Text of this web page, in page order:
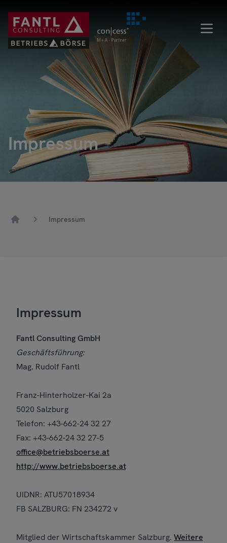
zum
Inhalt
Impressum
Impressum
Impressum
Fantl Consulting GmbH
Geschäftsführung:
Mag. Rudolf Fantl
Franz-Hinterholzer-Kai 2a
5020 Salzburg
Telefon: +43-662-24 32 27
Fax: +43-662-24 32 27-5
office@betriebsboerse.at
http://www.betriebsboerse.at
UIDNR: ATU57018934
FB SALZBURG: FN 234272 v
Mitglied der Wirtschaftskammer Salzburg. Weitere